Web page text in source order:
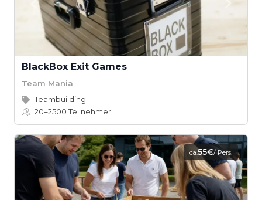
BlackBox Exit Games
Team Mania
Teambuilding
20–2500Teilnehmer
ca.55€/ Pers.